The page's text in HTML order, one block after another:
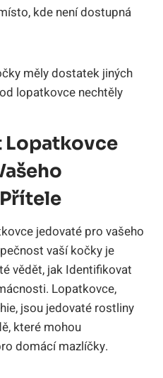
kde není dostupná
měly dostatek jiných
lopatkovce nechtěly
Lopatkovce
jedovaté pro vašeho
vaší kočky je
vědět, jak Identifikovat
Lopatkovce,
jsou jedovaté rostliny
které mohou
domácí mazlíčky.